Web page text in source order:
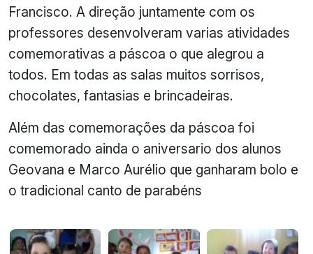
Francisco. A direção juntamente com os
professores desenvolveram varias atividades
comemorativas a páscoa o que alegrou a
todos. Em todas as salas muitos sorrisos,
chocolates, fantasias e brincadeiras.
Além das comemorações da páscoa foi
comemorado ainda o aniversario dos alunos
Geovana e Marco Aurélio que ganharam bolo e
o tradicional canto de parabéns